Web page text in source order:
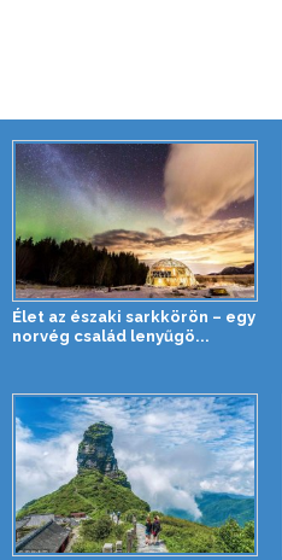
Élet az északi sarkkörön – egy
norvég család lenyűgö...